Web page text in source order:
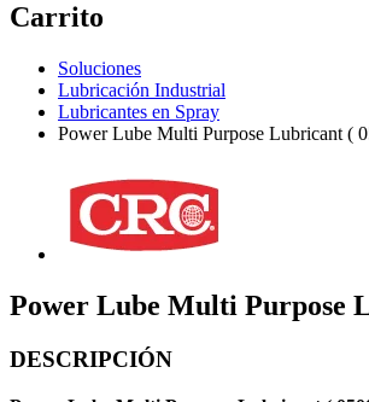
Carrito
Soluciones
Lubricación Industrial
Lubricantes en Spray
Power Lube Multi Purpose Lubricant (
Power Lube Multi Purpose
DESCRIPCIÓN